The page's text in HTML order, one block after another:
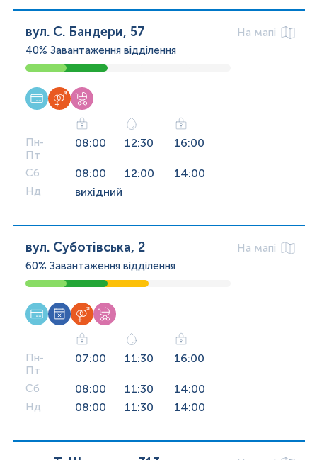
вул. С. Бандери, 57
На мапі
40% Завантаження відділення
Пн-
Пт
08:00 12:30 16:00
Сб 08:00 12:00 14:00
Нд вихідний
вул. Суботівська, 2
На мапі
60% Завантаження відділення
Пн-
Пт
07:00 11:30 16:00
Сб 08:00 11:30 14:00
Нд 08:00 11:30 14:00